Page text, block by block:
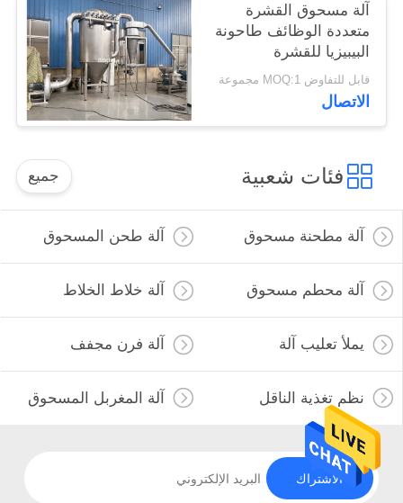
آلة مسحوق القشرة
متعددة الوظائف طاحونة
البيبيزيا للقشرة
قابل للتفاوض MOQ:1 مجموعة
الاتصال
فئات شعبية جميع
آلة مطحنة مسحوق آلة طحن المسحوق
آلة محطم مسحوق آلة خلاط الخلاط
يملأ تعليب آلة آلة فرن مجفف
نظم تغذية الناقل آلة المغربل المسحوق
الاشتراك